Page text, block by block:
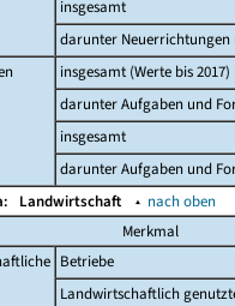
insgesamt
darunter Neuerrichtungen
insgesamt (Werte bis 2017)
darunter Aufgaben und
insgesamt
darunter Aufgaben und
Landwirtschaft ▴ nach oben
Merkmal
Betriebe
Landwirtschaftlich